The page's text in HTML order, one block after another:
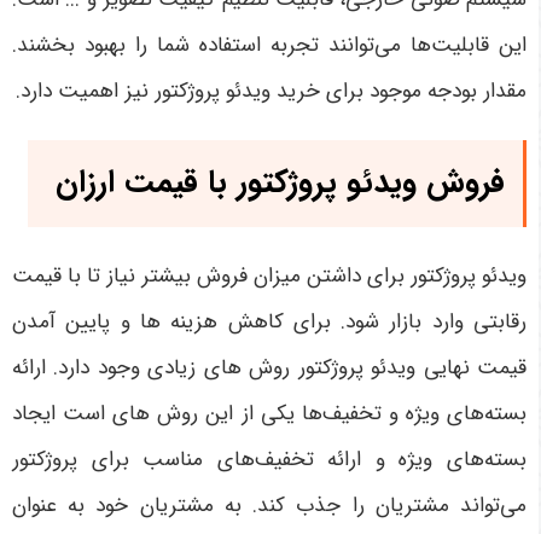
این قابلیت‌ها می‌توانند تجربه استفاده شما را بهبود بخشند.
مقدار بودجه موجود برای خرید ویدئو پروژکتور نیز اهمیت دارد.
فروش ویدئو پروژکتور با قیمت ارزان
ویدئو پروژکتور برای داشتن میزان فروش بیشتر نیاز تا با قیمت
رقابتی وارد بازار شود. برای کاهش هزینه ها و پایین آمدن
قیمت نهایی ویدئو پروژکتور روش های زیادی وجود دارد. ارائه
بسته‌های ویژه و تخفیف‌ها یکی از این روش های است ایجاد
بسته‌های ویژه و ارائه تخفیف‌های مناسب برای پروژکتور
می‌تواند مشتریان را جذب کند. به مشتریان خود به عنوان